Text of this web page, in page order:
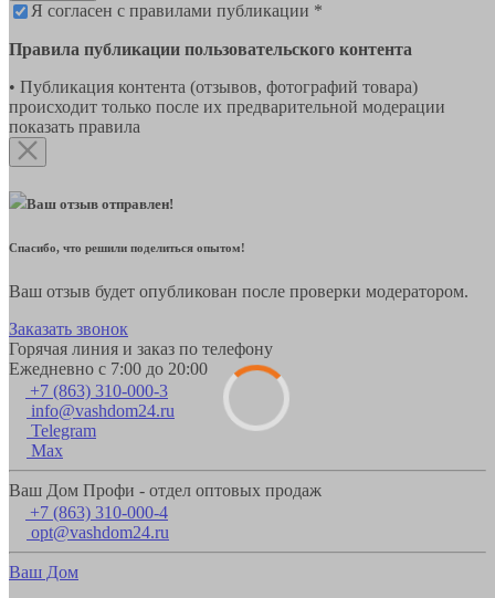
Я согласен с правилами публикации *
Правила публикации пользовательского контента
• Публикация контента (отзывов, фотографий товара)
происходит только после их предварительной модерации
показать правила
Ваш отзыв отправлен!
Спасибо, что решили поделиться опытом!
Ваш отзыв будет опубликован после проверки модератором.
Заказать звонок
Горячая линия и заказ по телефону
Ежедневно с 7:00 до 20:00
+7 (863) 310-000-3
info@vashdom24.ru
Telegram
Max
Ваш Дом Профи - отдел оптовых продаж
+7 (863) 310-000-4
opt@vashdom24.ru
Ваш Дом